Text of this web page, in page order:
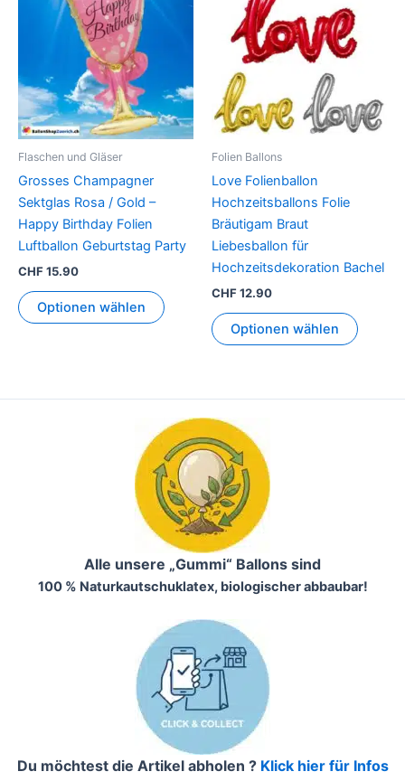
Flaschen und Gläser
Grosses Champagner
Sektglas Rosa / Gold –
Happy Birthday Folien
Luftballon Geburtstag Party
CHF15.90
Optionen wählen
Folien Ballons
Love Folienballon
Hochzeitsballons Folie
Bräutigam Braut
Liebesballon für
Hochzeitsdekoration Bachel
CHF12.90
Optionen wählen
Die
Alle unsere „Gummi“ Ballons sind
100 % Naturkautschuklatex, biologischer abbaubar!
Du möchtest die Artikel abholen ? Klick hier für Infos